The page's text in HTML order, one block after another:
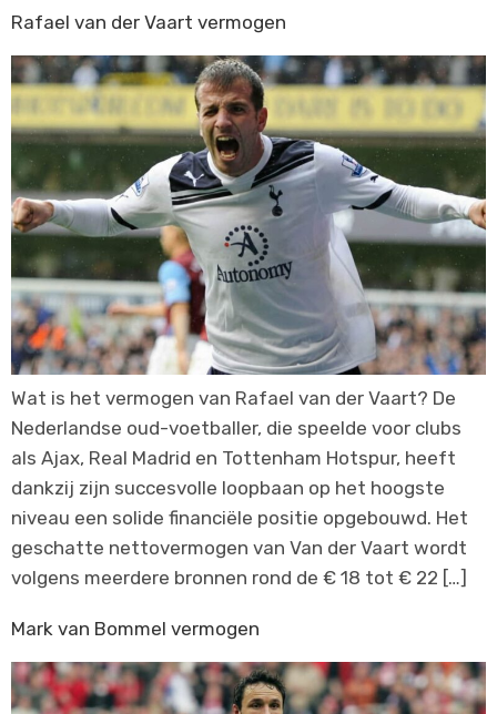
Rafael van der Vaart vermogen
Wat is het vermogen van Rafael van der Vaart? De
Nederlandse oud-voetballer, die speelde voor clubs
als Ajax, Real Madrid en Tottenham Hotspur, heeft
dankzij zijn succesvolle loopbaan op het hoogste
niveau een solide financiële positie opgebouwd. Het
geschatte nettovermogen van Van der Vaart wordt
volgens meerdere bronnen rond de € 18 tot € 22 […]
Mark van Bommel vermogen